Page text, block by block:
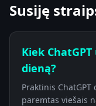
Susiję
Kiek
dieną?
Praktinis
paremtas viešais